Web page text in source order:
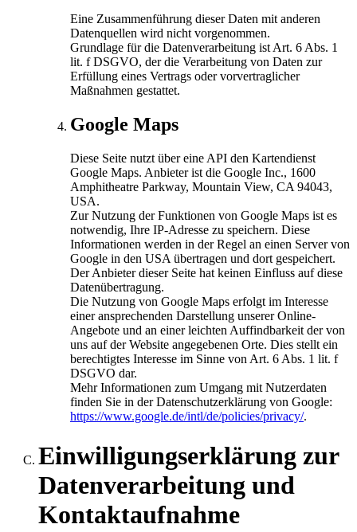
Eine Zusammenführung dieser Daten mit anderen
Datenquellen wird nicht vorgenommen.
Grundlage für die Datenverarbeitung ist Art. 6 Abs. 1
lit. f DSGVO, der die Verarbeitung von Daten zur
Erfüllung eines Vertrags oder vorvertraglicher
Maßnahmen gestattet.
Google Maps
Diese Seite nutzt über eine API den Kartendienst
Google Maps. Anbieter ist die Google Inc., 1600
Amphitheatre Parkway, Mountain View, CA 94043,
USA.
Zur Nutzung der Funktionen von Google Maps ist es
notwendig, Ihre IP-Adresse zu speichern. Diese
Informationen werden in der Regel an einen Server von
Google in den USA übertragen und dort gespeichert.
Der Anbieter dieser Seite hat keinen Einfluss auf diese
Datenübertragung.
Die Nutzung von Google Maps erfolgt im Interesse
einer ansprechenden Darstellung unserer Online-
Angebote und an einer leichten Auffindbarkeit der von
uns auf der Website angegebenen Orte. Dies stellt ein
berechtigtes Interesse im Sinne von Art. 6 Abs. 1 lit. f
DSGVO dar.
Mehr Informationen zum Umgang mit Nutzerdaten
finden Sie in der Datenschutzerklärung von Google:
https://www.google.de/intl/de/policies/privacy/.
Einwilligungserklärung zur
Datenverarbeitung und
Kontaktaufnahme